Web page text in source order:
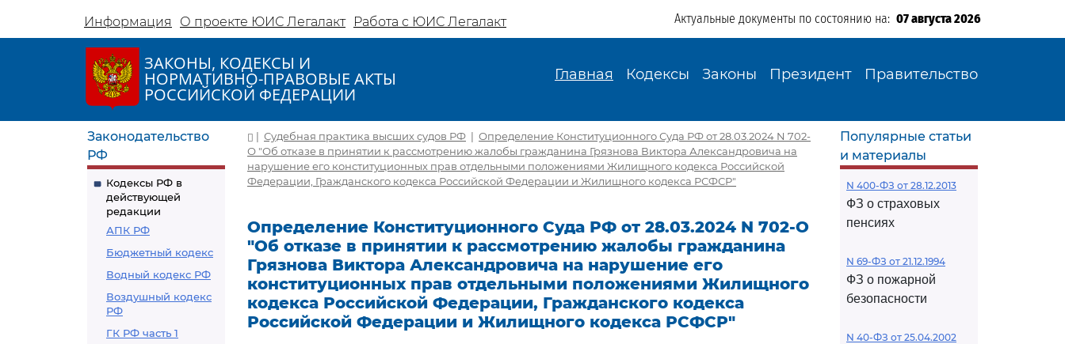
Информация О проекте ЮИС Легалакт Работа с ЮИС Легалакт Актуальные документы по состоянию на: 07 августа 2026
ЗАКОНЫ, КОДЕКСЫ И
НОРМАТИВНО-ПРАВОВЫЕ АКТЫ
РОССИЙСКОЙ ФЕДЕРАЦИИ
Главная Кодексы Законы Президент Правительство
Законодательство
РФ
Кодексы РФ в
действующей
редакции
АПК РФ
Бюджетный кодекс
Водный кодекс РФ
Воздушный кодекс
РФ
ГК РФ часть 1
| Судебная практика высших судов РФ | Определение Конституционного Суда РФ от 28.03.2024 N 702-
О "Об отказе в принятии к рассмотрению жалобы гражданина Грязнова Виктора Александровича на
нарушение его конституционных прав отдельными положениями Жилищного кодекса Российской
Федерации, Гражданского кодекса Российской Федерации и Жилищного кодекса РСФСР"
Определение Конституционного Суда РФ от 28.03.2024 N 702-О
"Об отказе в принятии к рассмотрению жалобы гражданина
Грязнова Виктора Александровича на нарушение его
конституционных прав отдельными положениями Жилищного
кодекса Российской Федерации, Гражданского кодекса
Российской Федерации и Жилищного кодекса РСФСР"
Популярные статьи
и материалы
N 400-ФЗ от 28.12.2013
ФЗ о страховых
пенсиях
N 69-ФЗ от 21.12.1994
ФЗ о пожарной
безопасности
N 40-ФЗ от 25.04.2002